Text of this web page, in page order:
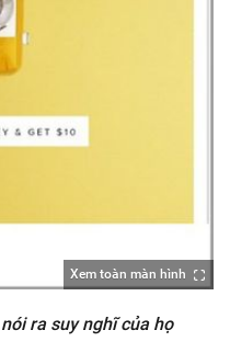
Xem toàn màn hình
ra suy nghĩ của họ